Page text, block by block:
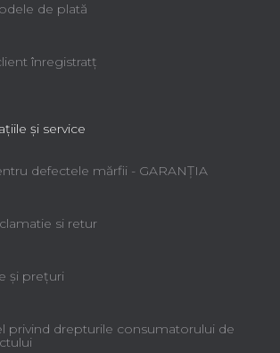
de plată
înregistratţ
şi service
defectele mărfii - GARANŢIA
si retur
şi preţuri
privind drepturile consumatorului de